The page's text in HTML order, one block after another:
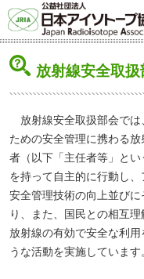
放射線安全取扱
放射線安全取扱部会では
ための安全管理に携わる
者（以下「主任者等」と
を持って自主的に行動し
安全管理技術の向上並び
り、また、国民との相互
放射線の有効で安全な利
うな活動を実施しています